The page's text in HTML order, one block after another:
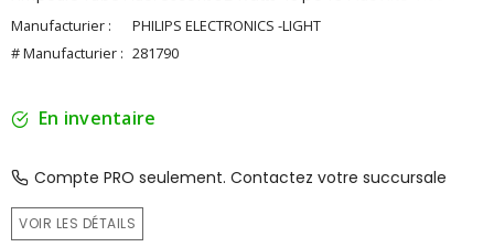
Manufacturier :
PHILIPS ELECTRONICS -LIGHT
# Manufacturier : 281790
En inventaire
Compte PRO seulement. Contactez votre succursale
VOIR LES DÉTAILS